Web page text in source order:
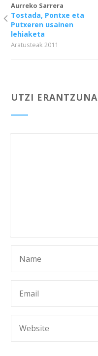
Aurreko Sarrera
Tostada, Pontxe eta
Putxeren usainen
lehiaketa
Aratusteak 2011
UTZI ERANTZUNA